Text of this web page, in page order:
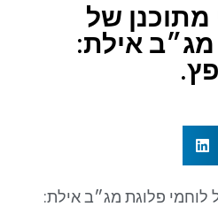
מתוכנן של
מג״ב אילת:
לוחמי פלוגת מג״ב אילת: